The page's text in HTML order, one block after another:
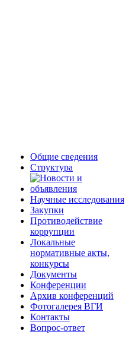
Общие сведения
Структура
Научные исследования
Закупки
Противодействие
коррупции
Локальные
нормативные акты,
конкурсы
Документы
Конференции
Архив конференций
Фотогалерея ВГИ
Контакты
Вопрос-ответ